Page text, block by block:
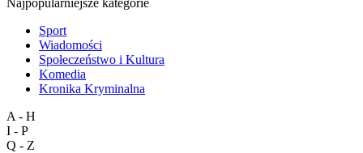
Sport
Wiadomości
Społeczeństwo i Kultura
Komedia
Kronika Kryminalna
A - H
I - P
Q - Z